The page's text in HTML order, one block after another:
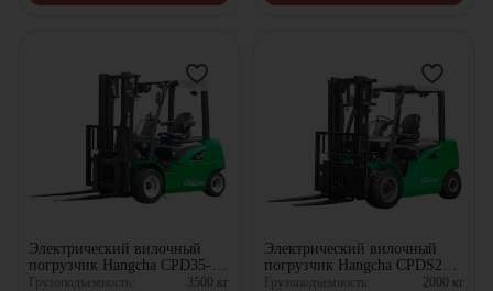
Электрический вилочный
погрузчик Hangcha CPD35-
XD4-SI26
Грузоподъемность: 3500 кг
Электрический вилочный
погрузчик Hangcha CPDS20-
AC6-I
Грузоподъемность: 2000 кг